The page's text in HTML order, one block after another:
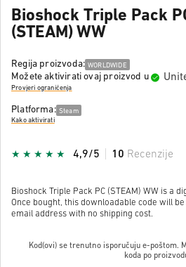
Bioshock Triple Pack
(STEAM) WW
Regija proizvoda: WORLDWIDE
Možete aktivirati ovaj proizvod u
Provjeri ograničenja
Platforma: Steam
Kako aktivirati
4,9/5 10 Recenzije
Bioshock Triple Pack PC (STEAM) WW is a
Once bought, this downloadable code will
email address with no shipping cost.
Kod(ovi) se trenutno isporučuju e-poštom.
koda po